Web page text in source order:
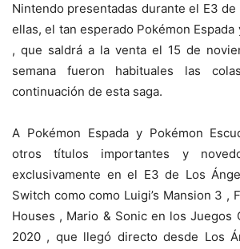
Nintendo presentadas durante el E3 de
ellas, el tan esperado Pokémon Espada
, que saldrá a la venta el 15 de
semana fueron habituales las
continuación de esta saga.
A Pokémon Espada y Pokémon
otros títulos importantes y
exclusivamente en el E3 de Los
Switch como como Luigi’s Mansion 3 ,
Houses , Mario & Sonic en los Juegos
2020 , que llegó directo desde Los